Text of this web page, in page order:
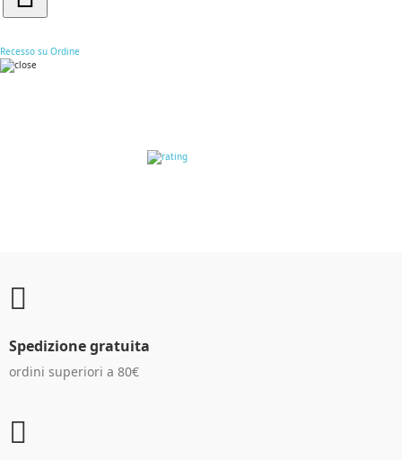
Recesso su Ordine
RECENSIONI DEI
Spedizione gratuita
ordini superiori a 80€